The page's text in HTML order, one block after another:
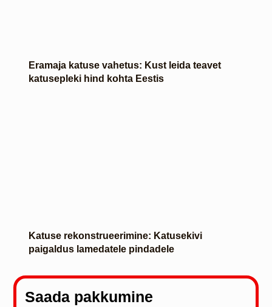
Eramaja katuse vahetus: Kust leida teavet
katusepleki hind kohta Eestis
Katuse rekonstrueerimine: Katusekivi
paigaldus lamedatele pindadele
Saada pakkumine